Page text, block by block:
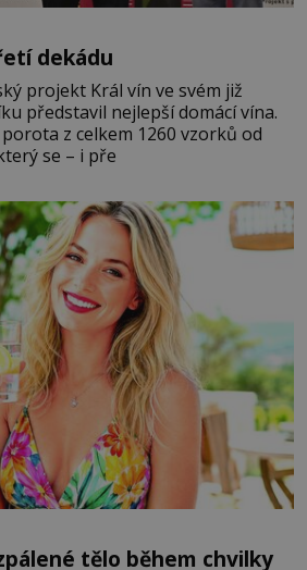
dekádu
projekt Král vín ve svém již
představil nejlepší domácí vína.
z celkem 1260 vzorků od
vín, který se – i pře
tělo během chvilky